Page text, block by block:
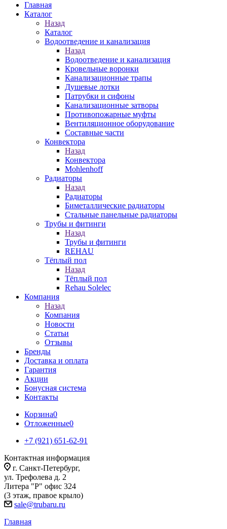
Главная
Каталог
Назад
Каталог
Водоотведение и канализация
Назад
Водоотведение и канализация
Кровельные воронки
Канализационные трапы
Душевые лотки
Патрубки и сифоны
Канализационные затворы
Противопожарные муфты
Вентиляционное оборудование
Составные части
Конвектора
Назад
Конвектора
Mohlenhoff
Радиаторы
Назад
Радиаторы
Биметаллические радиаторы
Стальные панельные радиаторы
Трубы и фитинги
Назад
Трубы и фитинги
REHAU
Тёплый пол
Назад
Тёплый пол
Rehau Solelec
Компания
Назад
Компания
Новости
Статьи
Отзывы
Бренды
Доставка и оплата
Гарантия
Акции
Бонусная система
Контакты
Корзина0
Отложенные0
+7 (921) 651-62-91
Контактная информация
г. Санкт-Петербург,
ул. Трефолева д. 2
Литера "Р" офис 324
(3 этаж, правое крыло)
sale@trubaru.ru
Главная